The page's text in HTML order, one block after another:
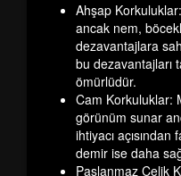
Ahşap Korkuluklar:
ancak nem,
dezavantajlara
bu dezavantajları
ömürlüdür.
Cam Korkuluklar:
görünüm sunar
ihtiyacı
demir ise daha
Paslanmaz Çelik